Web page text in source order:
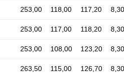
253,00 118,00 117,20 8,30
253,00 117,00 118,20 8,30
253,00 108,00 123,20 8,30
263,50 115,00 126,70 8,30